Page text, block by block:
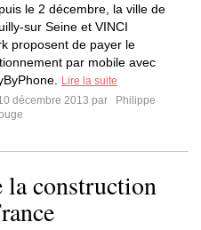
le 2 décembre, la ville de
sur Seine et VINCI
proposent de payer le
par mobile avec
Lire la suite
décembre 2013 par
Philippe
la construction